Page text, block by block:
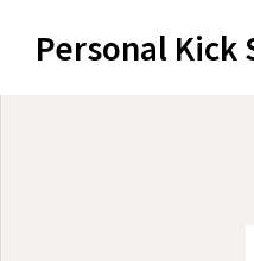
Personal Kick